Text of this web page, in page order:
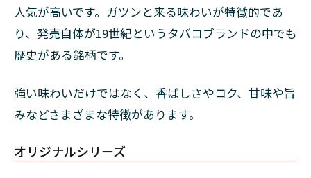
ット・
10
2.2.3
キース
トライ
ク・エ
ートカ
ット・
人気が高いです。ガツンと来る味わいが特徴的であ
り、発売自体が19世紀というタバコブランドの中でも
歴史がある銘柄です。
強い味わいだけではなく、香ばしさやコク、甘味や旨
みなどさまざまな特徴があります。
オリジナルシリーズ